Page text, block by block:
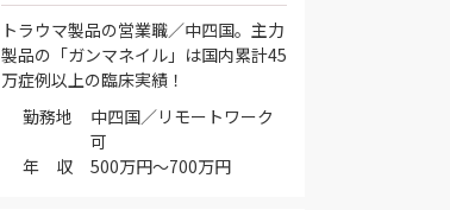
トラウマ製品の営業職／中四国。主力
製品の「ガンマネイル」は国内累計45
万症例以上の臨床実績！
勤務地
中四国／リモートワーク
可
年 収
500万円～700万円